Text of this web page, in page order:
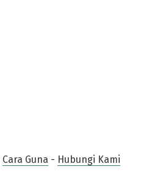
Cara Guna - Hubungi Kami